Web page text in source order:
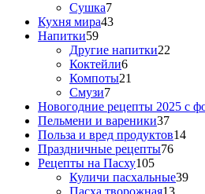
Сушка7
Кухня мира43
Напитки59
Другие напитки22
Коктейли6
Компоты21
Смузи7
Новогодние рецепты 2025 с
Пельмени и вареники37
Польза и вред продуктов14
Праздничные рецепты76
Рецепты на Пасху105
Куличи пасхальные39